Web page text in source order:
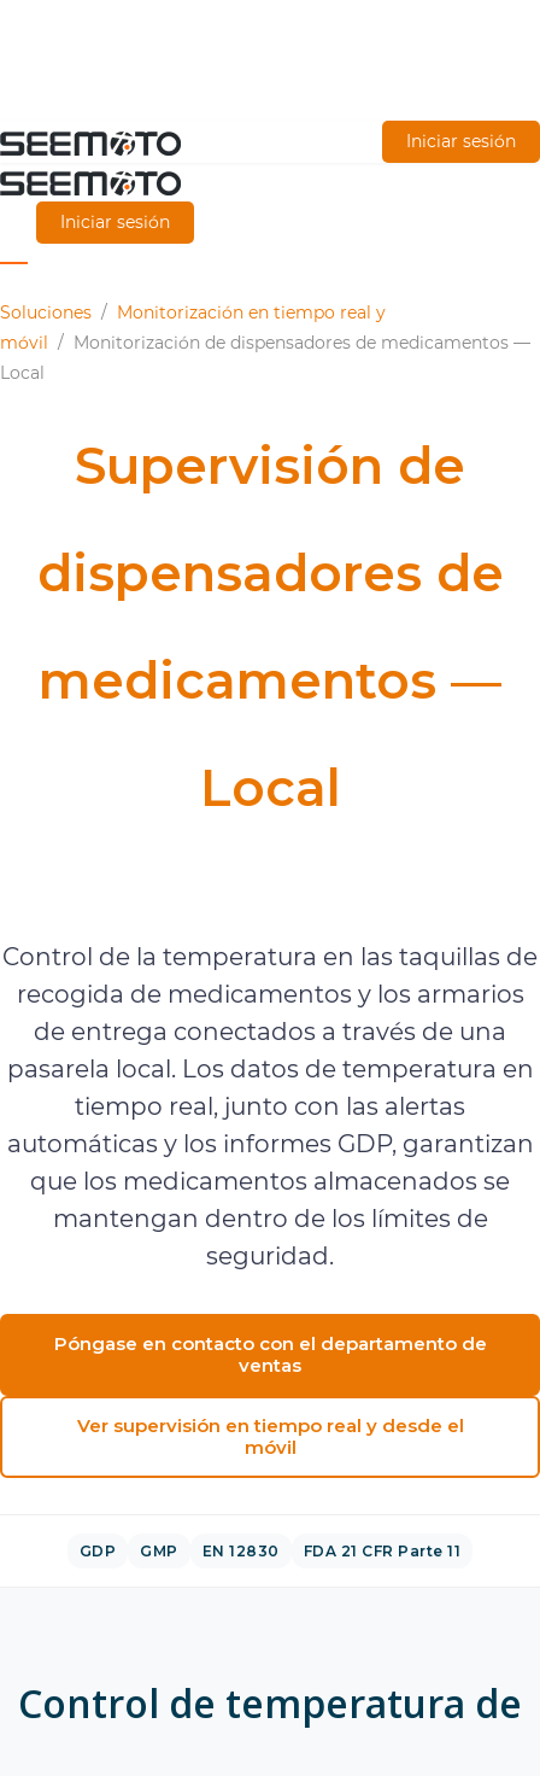
Ir
al
contenido
principal
Iniciar sesión
Iniciar sesión
Soluciones / Monitorización en tiempo real y
móvil / Monitorización de dispensadores de medicamentos —
Local
Supervisión de
dispensadores de
medicamentos —
Local
Control de la temperatura en las taquillas de
recogida de medicamentos y los armarios
de entrega conectados a través de una
pasarela local. Los datos de temperatura en
tiempo real, junto con las alertas
automáticas y los informes GDP, garantizan
que los medicamentos almacenados se
mantengan dentro de los límites de
seguridad.
Póngase en contacto con el departamento de
ventas
Ver supervisión en tiempo real y desde el
móvil
GDP GMP EN 12830 FDA 21 CFR Parte 11
Control de temperatura de